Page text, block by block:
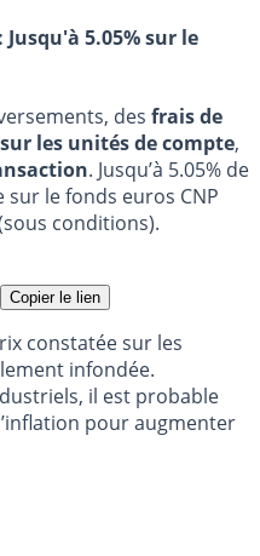
Jusqu'à 5.05% sur le
des frais de
les unités de compte,
. Jusqu’à 5.05% de
le fonds euros CNP
conditions).
Copier le lien
constatée sur les
infondée.
il est probable
pour augmenter